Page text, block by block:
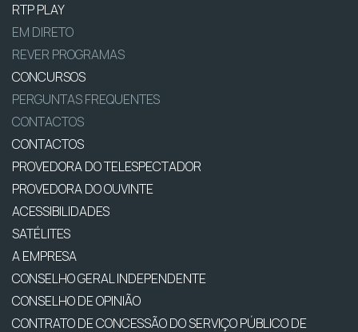
RTP PLAY
EM DIRETO
REVER PROGRAMAS
CONCURSOS
PERGUNTAS FREQUENTES
CONTACTOS
CONTACTOS
PROVEDORA DO TELESPECTADOR
PROVEDORA DO OUVINTE
ACESSIBILIDADES
SATÉLITES
A EMPRESA
CONSELHO GERAL INDEPENDENTE
CONSELHO DE OPINIÃO
CONTRATO DE CONCESSÃO DO SERVIÇO PÚBLICO DE